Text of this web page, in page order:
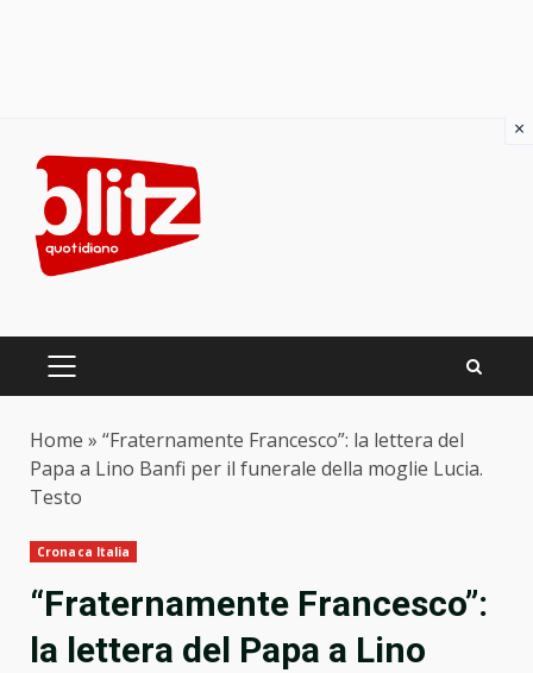
content
PRIMARY
Home » “Fraternamente Francesco”: la lettera del
Papa a Lino Banfi per il funerale della moglie Lucia.
Testo
Cronaca Italia
“Fraternamente Francesco”:
la lettera del Papa a Lino
×